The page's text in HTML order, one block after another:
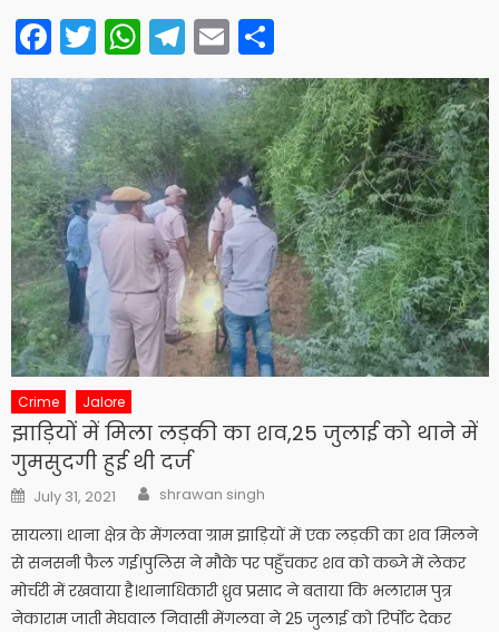
Facebook
Twitter
WhatsApp
Telegram
Email
Crime Jalore
झाड़ियों में मिला लड़की का शव,25 जुलाई को थाने में
गुमसुदगी हुई थी दर्ज
Posted
on
July 31, 2021 Author
shrawan singh
सायला। थाना क्षेत्र के मेंगलवा ग्राम झाड़ियों में एक लड़की का शव मिलने
से सनसनी फैल गई।पुलिस ने मौके पर पहुँचकर शव को कब्जे में लेकर
मोर्चरी में रखवाया है।थानाधिकारी ध्रुव प्रसाद ने बताया कि भलाराम पुत्र
नेकाराम जाती मेघवाल निवासी मेंगलवा ने 25 जुलाई को रिर्पोट देकर